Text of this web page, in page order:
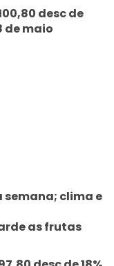
desc de
de maio
clima e
as frutas